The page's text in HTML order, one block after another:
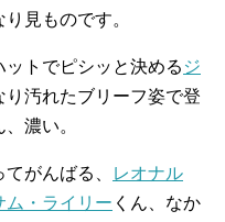
見ものです。
トでピシッと決める ジ
り汚れたブリーフ姿で登
濃い。
がんばる、
レオナル
ム・ライリー くん、なか